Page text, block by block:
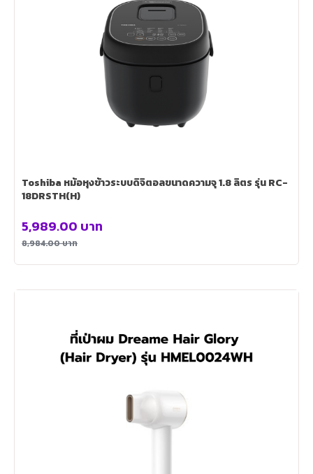
Toshiba หม้อหุงข้าวระบบดิจิตอลขนาดความจุ 1.8 ลิตร รุ่น RC-
18DRSTH(H)
8,984.00บาท
5,989.00 บาท